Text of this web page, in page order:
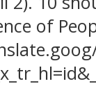
of